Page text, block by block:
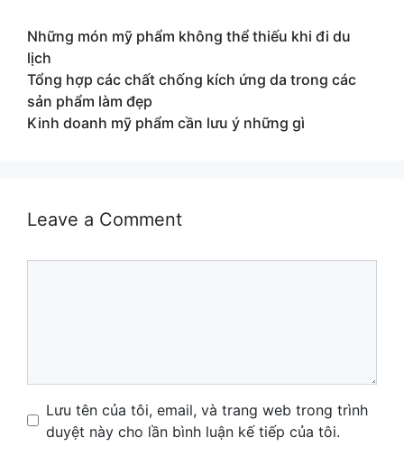
Những món mỹ phẩm không thể thiếu khi đi du
lịch
Tổng hợp các chất chống kích ứng da trong các
sản phẩm làm đẹp
Kinh doanh mỹ phẩm cần lưu ý những gì
Leave a Comment
Name
Email
Website
Lưu tên của tôi, email, và trang web trong trình
duyệt này cho lần bình luận kế tiếp của tôi.